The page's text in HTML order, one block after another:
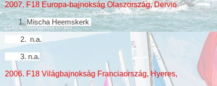
2007. F18 Europa-bajnokság Olaszország, Dervio
1.Mischa Heemskerk
2. n.a.
3. n.a.
2006. F18 Világbajnokság Franciaország, Hyeres,